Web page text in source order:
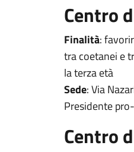
Centro
Finalità:
tra coetanei e
la terza età
Sede: Via
Presidente
Centro